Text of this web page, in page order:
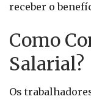
receber o
Como
Salarial?
Os